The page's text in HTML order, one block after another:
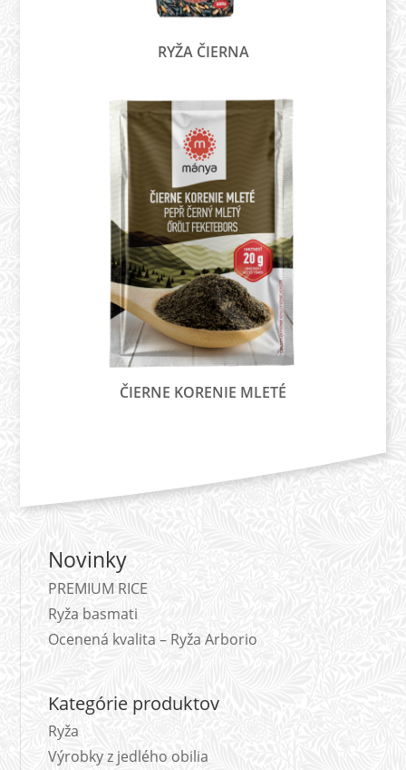
RYŽA ČIERNA
ČIERNE KORENIE MLETÉ
Novinky
PREMIUM RICE
Ryža basmati
Ocenená kvalita – Ryža Arborio
Kategórie produktov
Ryža
Výrobky z jedlého obilia